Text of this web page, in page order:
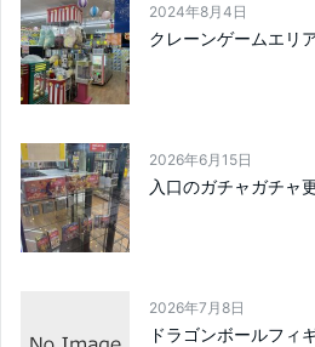
2024年8月4日
クレーンゲームエリ
2026年6月15日
入口のガチャガチャ
2026年7月8日
ドラゴンボールフィ